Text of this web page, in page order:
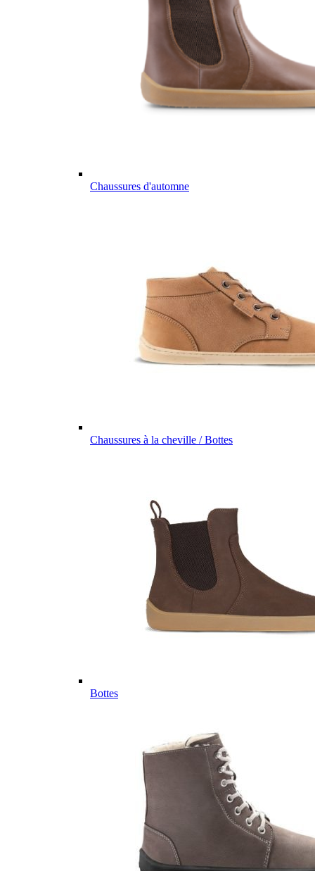
Chaussures d'automne
Chaussures à la cheville / Bottes
Bottes